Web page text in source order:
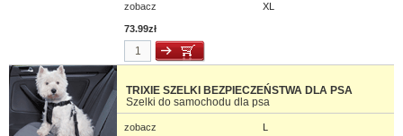
zobacz XL
73.99zł
TRIXIE SZELKI BEZPIECZEŃSTWA DLA PSA
Szelki do samochodu dla psa
zobacz L